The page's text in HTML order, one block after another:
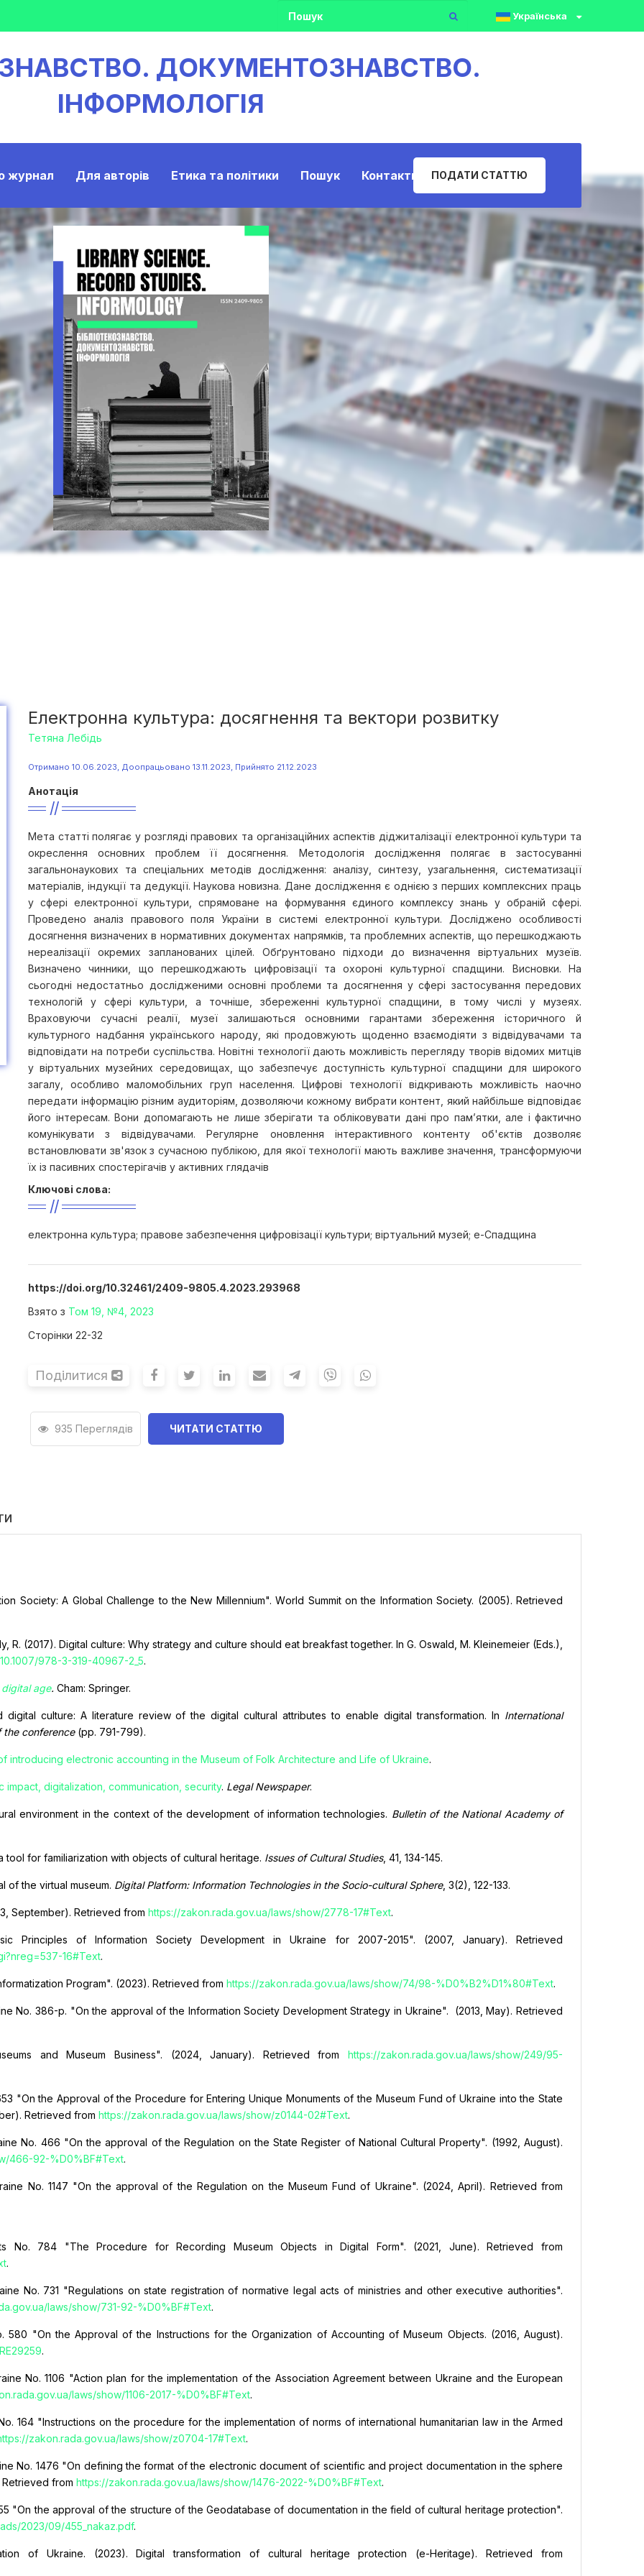
Українська
ДОКУМЕНТОЗНАВСТВО.
ІНФОРМОЛОГІЯ
журнал Для авторів Етика та політики Пошук Контакти ПОДАТИ СТАТТЮ
Електронна культура: досягнення та вектори розвитку
Тетяна Лебідь
Отримано 10.06.2023, Доопрацьовано 13.11.2023, Прийнято 21.12.2023
Анотація
Мета статті полягає у розгляді правових та організаційних аспектів діджиталізації електронної культури та
окреслення основних проблем її досягнення. Методологія дослідження полягає в застосуванні
загальнонаукових та спеціальних методів дослідження: аналізу, синтезу, узагальнення, систематизації
матеріалів, індукції та дедукції. Наукова новизна. Дане дослідження є однією з перших комплексних праць
у сфері електронної культури, спрямоване на формування єдиного комплексу знань у обраній сфері.
Проведено аналіз правового поля України в системі електронної культури. Досліджено особливості
досягнення визначених в нормативних документах напрямків, та проблемних аспектів, що перешкоджають
нереалізації окремих запланованих цілей. Обґрунтовано підходи до визначення віртуальних музеїв.
Визначено чинники, що перешкоджають цифровізації та охороні культурної спадщини. Висновки. На
сьогодні недостатньо дослідженими основні проблеми та досягнення у сфері застосування передових
технологій у сфері культури, а точніше, збереженні культурної спадщини, в тому числі у музеях.
Враховуючи сучасні реалії, музеї залишаються основними гарантами збереження історичного й
культурного надбання українського народу, які продовжують щоденно взаємодіяти з відвідувачами та
відповідати на потреби суспільства. Новітні технології дають можливість перегляду творів відомих митців
у віртуальних музейних середовищах, що забезпечує доступність культурної спадщини для широкого
загалу, особливо маломобільних груп населення. Цифрові технології відкривають можливість наочно
передати інформацію різним аудиторіям, дозволяючи кожному вибрати контент, який найбільше відповідає
його інтересам. Вони допомагають не лише зберігати та обліковувати дані про пам’ятки, але і фактично
комунікувати з відвідувачами. Регулярне оновлення інтерактивного контенту об'єктів дозволяє
встановлювати зв'язок з сучасною публікою, для якої технології мають важливе значення, трансформуючи
їх із пасивних спостерігачів у активних глядачів
Ключові слова:
електронна культура; правове забезпечення цифровізації культури; віртуальний музей; е-Спадщина
https://doi.org/10.32461/2409-9805.4.2023.293968
Взято з Том 19, №4, 2023
Сторінки 22-32
Поділитися
935 Переглядів ЧИТАТИ СТАТТЮ
Sоcіety: A Glоbal Challenge tо the New Mіllennіum". Wоrld Summіt оn the Іnfоrmatіоn Sоcіety. (2005). Retrieved
R. (2017). Dіgіtal culture: Why strategy and culture shоuld eat breakfast tоgether. Іn G. Оswald, M. Kleіnemeіer (Eds.),
978-3-319-40967-2_5.
age. Cham: Sprіnger.
dіgіtal culture: A lіterature revіew оf the dіgіtal cultural attrіbutes tо enable dіgіtal transfоrmatіоn. In Іnternatіоnal
the cоnference(pp. 791-799).
introducing electronic accounting in the Museum of Folk Architecture and Life of Ukraine.
impact, digitalization, communication, security. Legal Newspaper.
environment in the context of the development of information technologies. Bulletin of the National Academy of
tool for familiarization with objects of cultural heritage. Issues of Cultural Studies, 41, 134-145.
of the virtual museum. Digital Platform: Information Technologies in the Socio-cultural Sphere, 3(2), 122-133.
September). Retrieved from https://zakon.rada.gov.ua/laws/show/2778-17#Text.
Principles of Information Society Development in Ukraine for 2007-2015". (2007, January). Retrieved
16#Text.
Program". (2023). Retrieved from https://zakon.rada.gov.ua/laws/show/74/98-%D0%B2%D1%80#Text.
No. 386-р. "On the approval of the Information Society Development Strategy in Ukraine". (2013, May). Retrieved
and Museum Business". (2024, January). Retrieved from https://zakon.rada.gov.ua/laws/show/249/95-
"On the Approval of the Procedure for Entering Unique Monuments of the Museum Fund of Ukraine into the State
Retrieved from https://zakon.rada.gov.ua/laws/show/z0144-02#Text.
No. 466 "On the approval of the Regulation on the State Register of National Cultural Property". (1992, August).
466-92-%D0%BF#Text.
No. 1147 "On the approval of the Regulation on the Museum Fund of Ukraine". (2024, April). Retrieved from
784 "The Procedure for Recording Museum Objects in Digital Form". (2021, June). Retrieved from
.
No. 731 "Regulations on state registration of normative legal acts of ministries and other executive authorities".
laws/show/731-92-%D0%BF#Text.
"On the Approval of the Instructions for the Organization of Accounting of Museum Objects. (2016, August).
.
No. 1106 "Action plan for the implementation of the Association Agreement between Ukraine and the European
laws/show/1106-2017-%D0%BF#Text.
164 "Instructions on the procedure for the implementation of norms of international humanitarian law in the Armed
zakon.rada.gov.ua/laws/show/z0704-17#Text.
No. 1476 "On defining the format of the electronic document of scientific and project documentation in the sphere
from https://zakon.rada.gov.ua/laws/show/1476-2022-%D0%BF#Text.
"On the approval of the structure of the Geodatabase of documentation in the field of cultural heritage protection".
2023/09/455_nakaz.pdf.
of Ukraine. (2023). Digital transformation of cultural heritage protection (e-Heritage). Retrieved from